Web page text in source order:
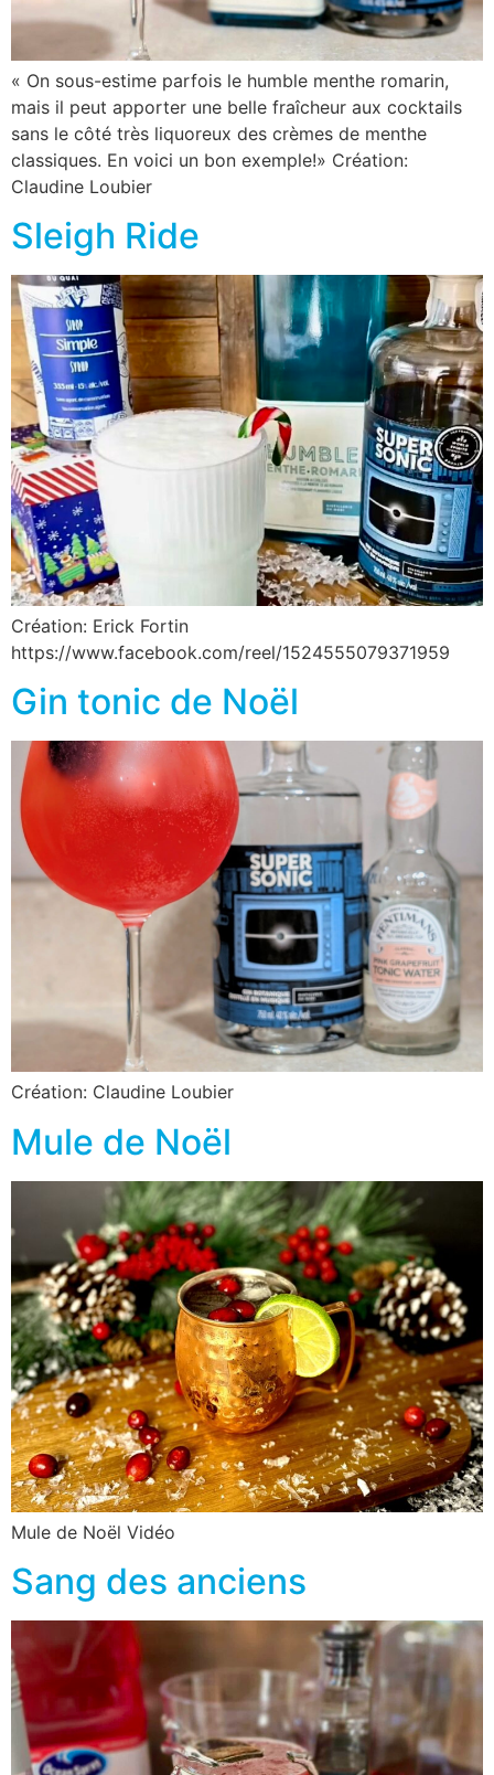
« On sous-estime parfois le humble menthe romarin,
mais il peut apporter une belle fraîcheur aux cocktails
sans le côté très liquoreux des crèmes de menthe
classiques. En voici un bon exemple!» Création:
Claudine Loubier
Sleigh Ride
Création: Erick Fortin
https://www.facebook.com/reel/1524555079371959
Gin tonic de Noël
Création: Claudine Loubier
Mule de Noël
Mule de Noël Vidéo
Sang des anciens